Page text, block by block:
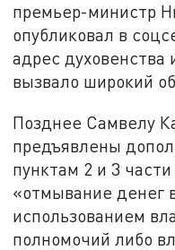
премьер-министр
опубликовал в
адрес духовенства
вызвало широкий
Позднее Самвелу
предъявлены
пунктам 2 и 3
«отмывание денег
использованием
полномочий либо